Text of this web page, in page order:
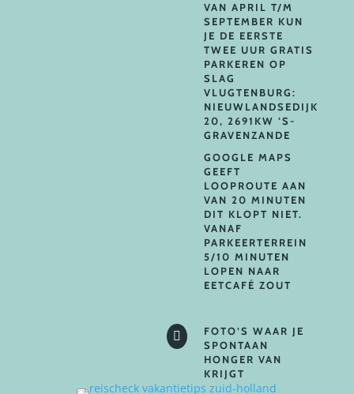
VAN APRIL T/M
SEPTEMBER KUN
JE DE EERSTE
TWEE UUR GRATIS
PARKEREN OP
SLAG
VLUGTENBURG:
NIEUWLANDSEDIJK
20, 2691KW ‘S-
GRAVENZANDE
GOOGLE MAPS
GEEFT
LOOPROUTE AAN
VAN 20 MINUTEN
DIT KLOPT NIET.
VANAF
PARKEERTERREIN
5/10 MINUTEN
LOPEN NAAR
EETCAFÉ ZOUT

FOTO’S WAAR JE
SPONTAAN
HONGER VAN
KRIJGT